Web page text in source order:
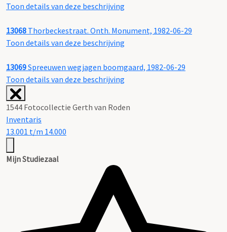
Toon details van deze beschrijving
13068 Thorbeckestraat. Onth. Monument, 1982-06-29
Toon details van deze beschrijving
13069Spreeuwen wegjagen boomgaard, 1982-06-29
Toon details van deze beschrijving
1544 Fotocollectie Gerth van Roden
Inventaris
13.001 t/m 14.000
Mijn Studiezaal